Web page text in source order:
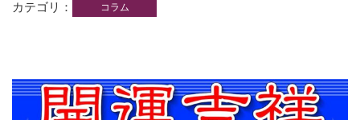
カテゴリ コラム